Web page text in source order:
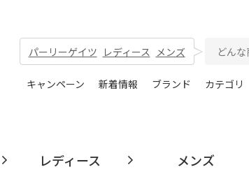
パーリーゲイツ レディース メンズ
キャンペーン 新着情報 ブランド カテゴリ
レディース メンズ